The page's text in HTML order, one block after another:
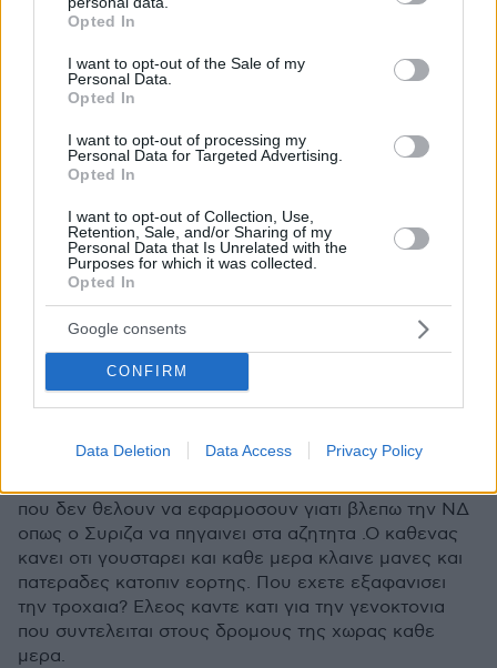
grant or deny consent to Google and its third-party tags to
use your data for below specified purposes in below Google
consent section.
Opted In
I want to opt-out of the Sale of my
Personal Data.
Opted In
I want to opt-out of processing my
Personal Data for Targeted Advertising.
Opted In
I want to opt-out of Collection, Use,
Retention, Sale, and/or Sharing of my
Personal Data that Is Unrelated with the
Purposes for which it was collected.
Opted In
Google consents
CONFIRM
Data Deletion Data Access Privacy Policy
φάουλ, πλήρης αστική ευθύνη για το ατύχημα
ό,τι προκύψει από τραυματισμούς ή θανάτους, χωρίς
αναστολή. - Οδήγηση στη ΛΕΑ με ακινητοποιημένη
δεν έχει σημασία αν έχει κίνηση ή έχει γίνει ατύχημα
αφού δεν μπορείς να ξέρεις) = κακούργημα και
μείωσης ποινής πριν την έκτιση τουλάχιστον της
μισής. Α, και αφαίρεση διπλώματος ΜΟΝΙΜΑ! -
Άμεση διασταύρωση ανασφάλιστων και ΜΑΖΕΜΑ με
γερανό από όπου βρεθούν παρκαρισμένα. Αν
και 6 μήνες ΜΕΣΑ χωρις αναστολή συν τα πρόστιμα.
ΑΠΑΝΤΗΣΗ
11.09.2023, 19:15
που δεν θελουν να εφαρμοσουν γιατι βλεπω την ΝΔ
οπως ο Συριζα να πηγαινει στα αζητητα .Ο καθενας
κανει οτι γουσταρει και καθε μερα κλαινε μανες και
πατεραδες κατοπιν εορτης. Που εχετε εξαφανισει
την τροχαια? Ελεος καντε κατι για την γενοκτονια
που συντελειται στους δρομους της χωρας καθε
μερα.